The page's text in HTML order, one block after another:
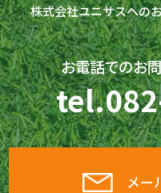
株式会社ユニサスへの
お電話でのお
tel.
メー